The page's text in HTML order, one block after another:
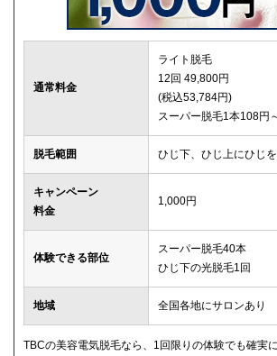
通常料金
ライト脱毛
12回 49,800円
(税込53,784円)
スーパー脱毛1本108円
脱毛範囲 ひじ下、ひじ上にひじ
キャンペーン
料金
1,000円
体験できる部位
スーパー脱毛40本
ひじ下の光脱毛1回
地域 全国各地にサロンあり
TBCの美容電気脱毛なら、1回限りの体験でも確実